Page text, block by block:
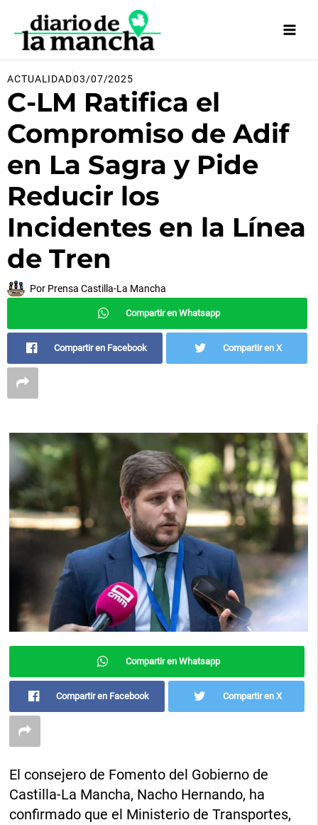
contenido
ACTUALIDAD03/07/2025
C-LM Ratifica el
Compromiso de Adif
en La Sagra y Pide
Reducir los
Incidentes en la Línea
de Tren
Por Prensa Castilla-La Mancha
Compartir en Whatsapp
Compartir en Facebook Compartir en X
Compartir en Whatsapp
Compartir en Facebook Compartir en X
El consejero de Fomento del Gobierno de
Castilla-La Mancha, Nacho Hernando, ha
confirmado que el Ministerio de Transportes,